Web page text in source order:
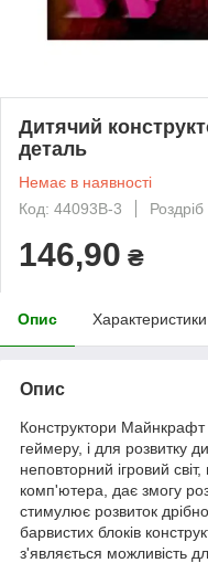
Дитячий
деталь
Немає в наявності
Код: 44093B-3
Роздріб
146,90 ₴
Опис Характеристики
Опис
Конструктори Майнкрафт
геймеру, і для розвитку
неповторний ігровий
комп'ютера, дає змогу
стимулює розвиток
барвистих блоків
з'являється можливість